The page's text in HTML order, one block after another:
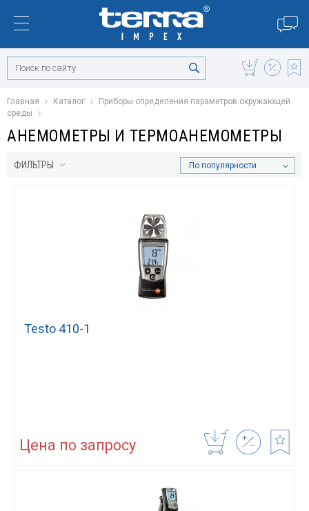
Главная Каталог
Приборы определения параметров окружающей
среды
АНЕМОМЕТРЫ И ТЕРМОАНЕМОМЕТРЫ
ФИЛЬТРЫ По популярности
Testo 410-1
Цена по запросу